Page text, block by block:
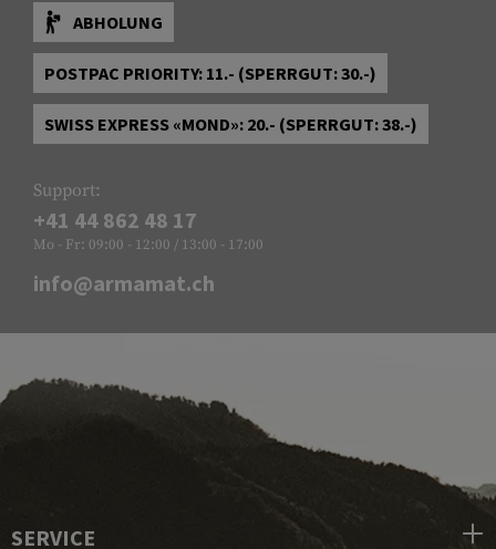
ABHOLUNG
POSTPAC PRIORITY: 11.- (SPERRGUT: 30.-)
SWISS EXPRESS «MOND»: 20.- (SPERRGUT: 38.-)
Support:
+41 44 862 48 17
Mo - Fr: 09:00 - 12:00 / 13:00 - 17:00
info@armamat.ch
SERVICE